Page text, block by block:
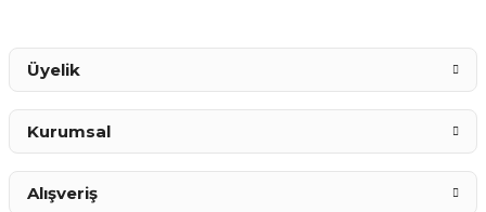
Üyelik
Kurumsal
Alışveriş